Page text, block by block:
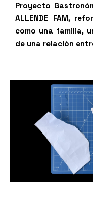
Proyecto
ALLENDE FAM,
como una familia,
de una relación